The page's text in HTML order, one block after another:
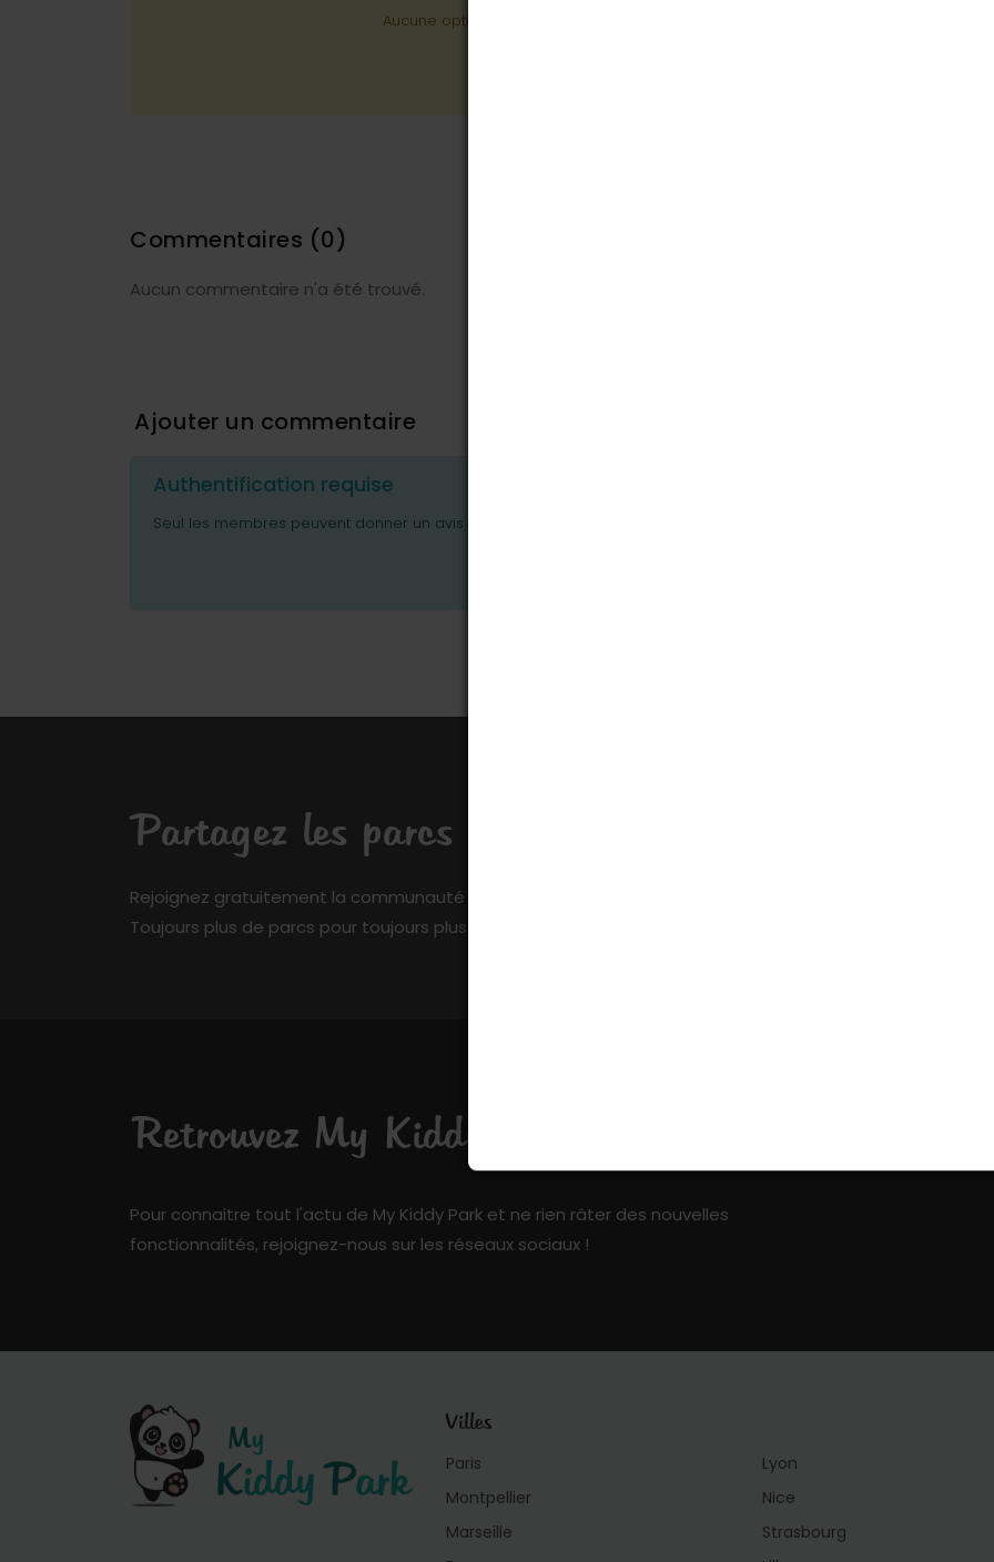
Aucune option n'a été entrée sur ce parc.
Commentaires (0)
Aucun commentaire n'a été trouvé.
Ajouter un commentaire
Authentification requise
Seul les membres peuvent donner un avis ou poser des questions.
Partagez les parcs que vous connaissez
Rejoignez gratuitement la communauté de My Kiddy Park et ajoutez votre pierre à l’édifice !
Toujours plus de parcs pour toujours plus de fun !
Retrouvez My Kiddy Park sur les réseaux sociaux !
Pour connaitre tout l'actu de My Kiddy Park et ne rien râter des nouvelles
fonctionnalités, rejoignez-nous sur les réseaux sociaux !
Villes
Paris
Montpellier
Marseille
Lyon
Nice
Strasbourg